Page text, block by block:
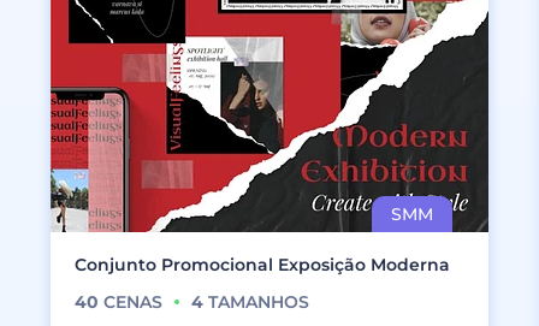
Conjunto Promocional Exposição Moderna
40 CENAS 4 TAMANHOS